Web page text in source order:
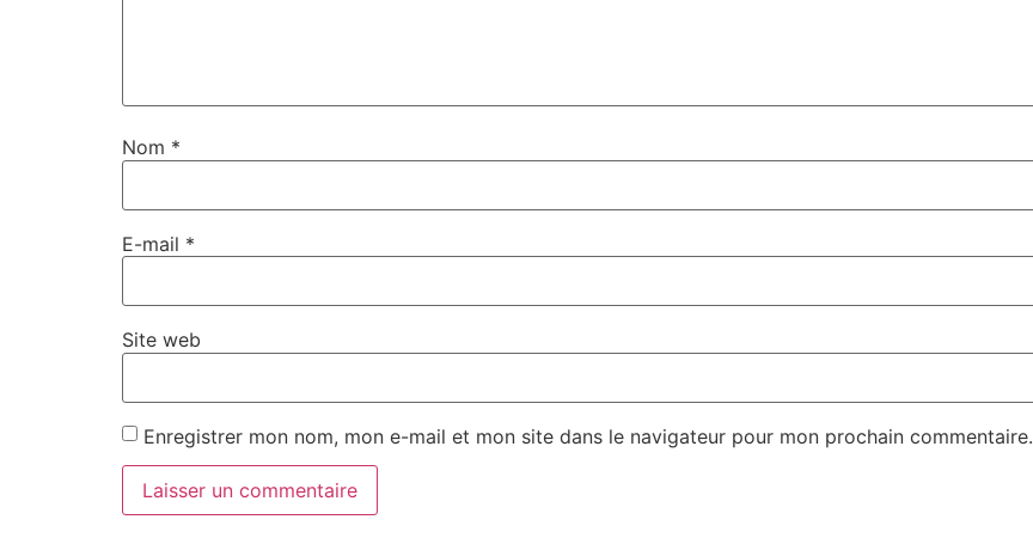
Nom *
E-mail *
Site web
Enregistrer mon nom, mon e-mail et mon site dans le navigateur pour mon prochain commentaire.